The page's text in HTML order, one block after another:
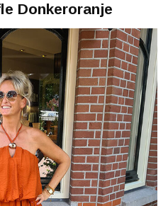
Donkeroranje